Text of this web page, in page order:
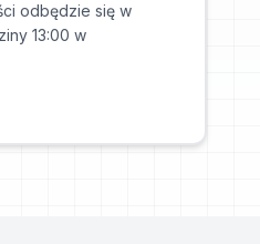
odbędzie się w
13:00 w